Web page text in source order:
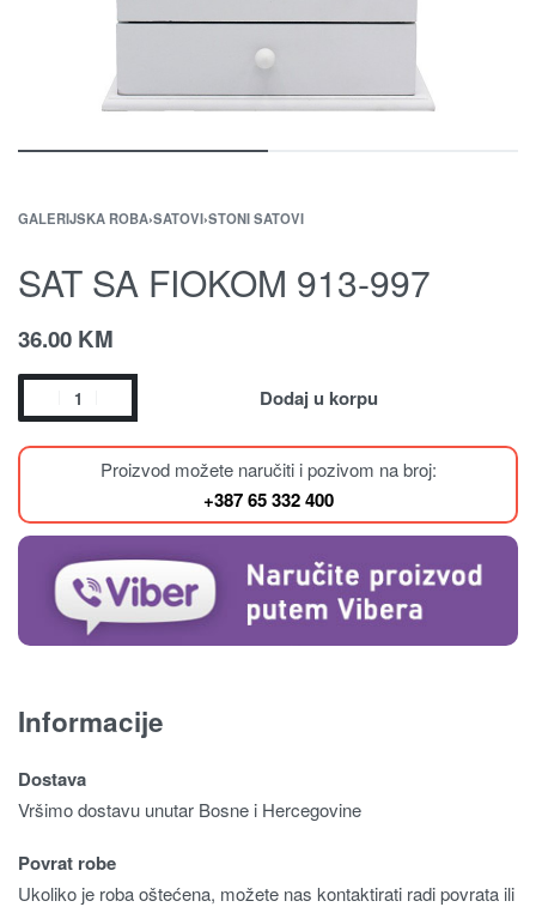
GALERIJSKA ROBA›SATOVI›STONI SATOVI
SAT SA FIOKOM 913-997
36.00 KM
Dodaj u korpu
Proizvod možete naručiti i pozivom na broj:
+387 65 332 400
Informacije
Dostava
Vršimo dostavu unutar Bosne i Hercegovine
Povrat robe
Ukoliko je roba oštećena, možete nas kontaktirati radi povrata ili